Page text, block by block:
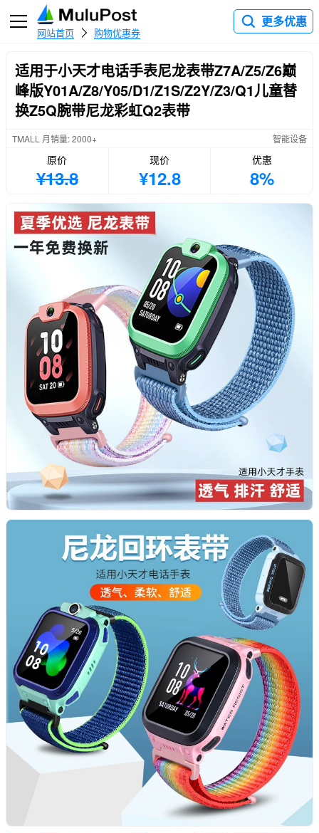
网站首页 购物优惠券
更多优惠
适用于小天才电话手表尼龙表带Z7A/Z5/Z6巅
峰版Y01A/Z8/Y05/D1/Z1S/Z2Y/Z3/Q1儿童替
换Z5Q腕带尼龙彩虹Q2表带
TMALL 月销量: 2000+ 智能设备
原价
¥13.8
现价
¥12.8
优惠
8%